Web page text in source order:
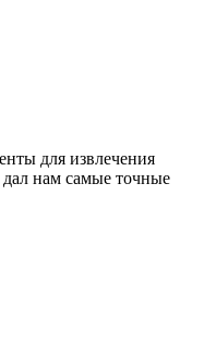
для извлечения
нам самые точные